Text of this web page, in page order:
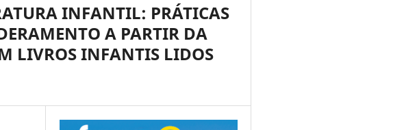
INFANTIL: PRÁTICAS
A PARTIR DA
LIVROS INFANTIS LIDOS